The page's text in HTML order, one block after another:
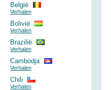
België
Verhalen
Bolivië
Verhalen
Brazilië
Verhalen
Cambodja
Verhalen
Chili
Verhalen